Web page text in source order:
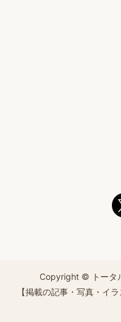
Copyright © トータ
【掲載の記事・写真・イ